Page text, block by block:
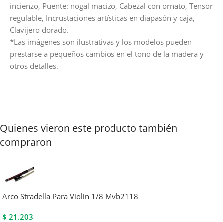
incienzo, Puente: nogal macizo, Cabezal con ornato, Tensor
regulable, Incrustaciones artísticas en diapasón y caja,
Clavijero dorado.
*Las imágenes son ilustrativas y los modelos pueden
prestarse a pequeños cambios en el tono de la madera y
otros detalles.
Quienes vieron este producto también
compraron
Arco Stradella Para Violin 1/8 Mvb2118
$ 21.203